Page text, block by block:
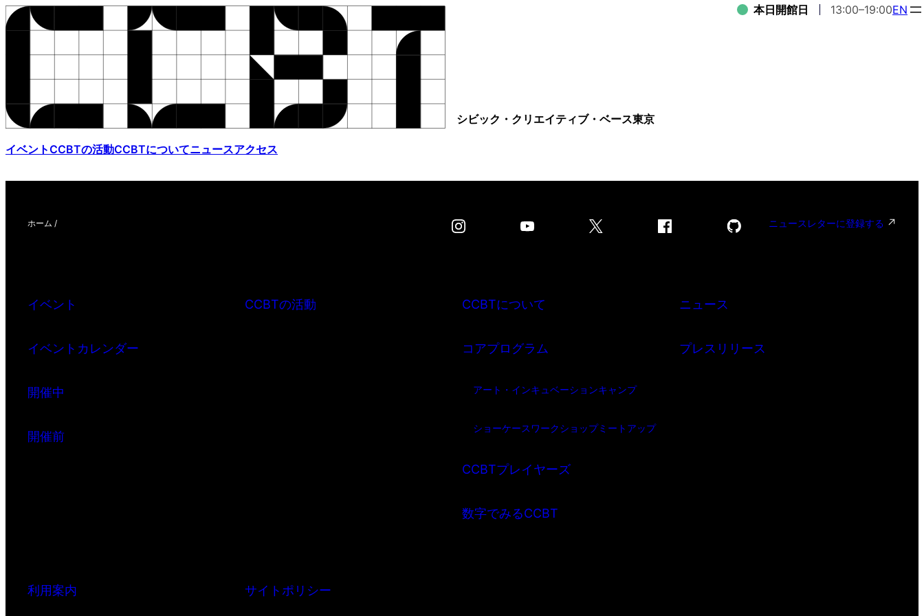
シビック・クリエイティブ・ベース東京
本日開館日 13:00–19:00EN
イベントCCBTの活動CCBTについてニュースアクセス
ホーム / ニュースレターに登録する
イベント
イベントカレンダー
開催中
開催前
CCBTの活動 CCBTについて
コアプログラム
アート・インキュベーションキャンプ
ショーケースワークショップミートアップ
CCBTプレイヤーズ
数字でみるCCBT
ニュース
プレスリリース
利用案内 サイトポリシー